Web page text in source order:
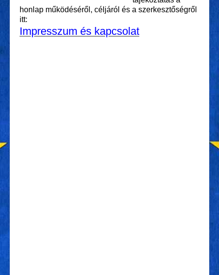
honlap működéséről, céljáról és a szerkesztőségről
itt:
Impresszum és kapcsolat